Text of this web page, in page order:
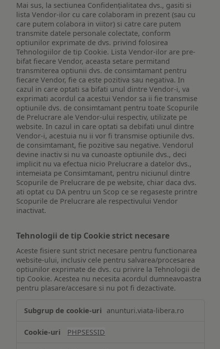
Mai sus, la sectiunea Confidențialitatea dvs., gasiti si
lista Vendor-ilor cu care colaboram in prezent (sau cu
care putem colabora in viitor) si catre care putem
transmite datele personale colectate, conform
optiunilor exprimate de dvs. privind folosirea
Tehnologiilor de tip Cookie. Lista Vendor-ilor are pre-
bifat fiecare Vendor, aceasta setare permitand
transmiterea optiunii dvs. de consimtamant pentru
fiecare Vendor, fie ca este pozitiva sau negativa. In
cazul in care optati sa bifati unul dintre Vendor-i, va
exprimati acordul ca acestui Vendor sa ii fie transmise
optiunile dvs. de consimtamant pentru toate Scopurile
de Prelucrare ale Vendor-ului respectiv, utilizate pe
website. In cazul in care optati sa debifati unul dintre
Vendor-i, acestuia nu ii vor fi transmise optiunile dvs.
de consimtamant, fie pozitive sau negative. Vendorul
devine inactiv si nu va cunoaste optiunile dvs., deci
implicit nu va efectua nicio Prelucrare a datelor dvs.,
intemeiata pe Consimtamant, pentru niciunul dintre
Scopurile de Prelucrare de pe website, chiar daca dvs.
ati optat cu DA pentru un Scop ce se regaseste printre
Scopurile de Prelucrare ale respectivului Vendor
inactivat.
Tehnologii de tip Cookie strict necesare
Aceste fisiere sunt strict necesare pentru functionarea
website-ului, inclusiv cele pentru salvarea/procesarea
optiunilor exprimate de dvs. cu privire la Tehnologii de
tip Cookie. Acestea nu necesita acordul dumneavoastra
pentru plasare/accesare si nu pot fi dezactivate.
de
Cookie
anunturi.viata-libera.ro
PHPSESSID